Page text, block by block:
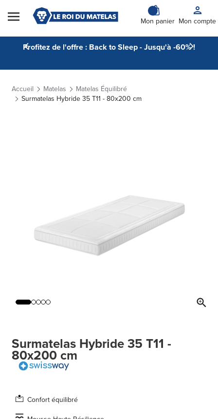
Skip to Content
Mon panier Mon compte
Profitez de l'offre : Back to Sleep - Jusqu'à -60% !
Accueil Matelas
Matelas Équilibré
Surmatelas Hybride 35 T11 - 80x200 cm
Surmatelas Hybride 35 T11 -
80x200 cm
Confort équilibré